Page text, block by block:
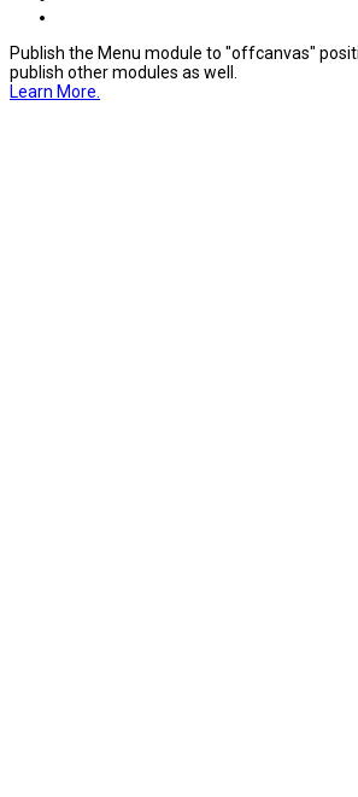
Publish the Menu module to "offcanvas"
publish other modules as well.
Learn More.